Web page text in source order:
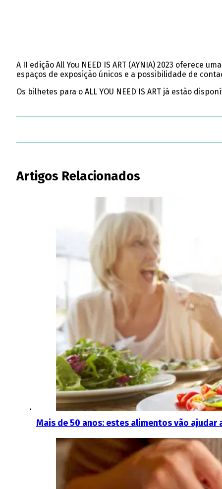
A II edição All You NEED IS ART (AYNIA) 2023
espaços de exposição únicos e a possibilidade de
Os bilhetes para o ALL YOU NEED IS ART já estão
Artigos Relacionados
Mais de 50 anos: estes alimentos vão ajudar